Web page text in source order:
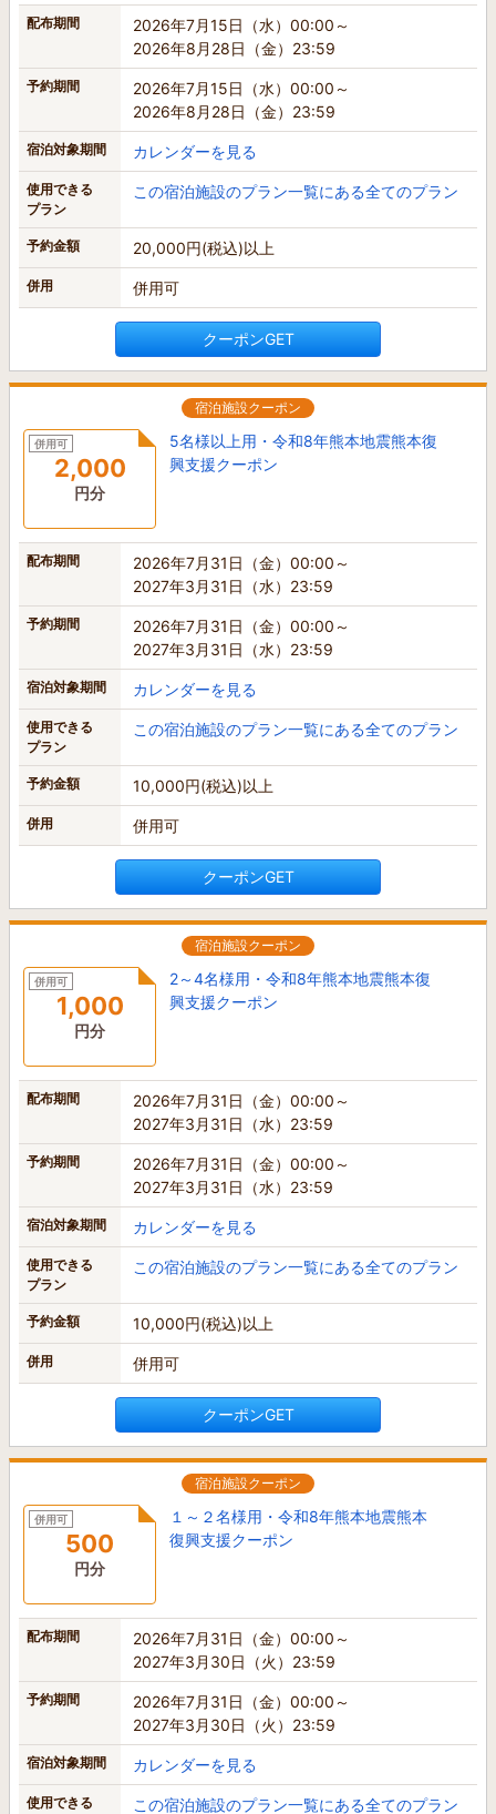
配布期間
2026年7月15日（水）00:00～
2026年8月28日（金）23:59
予約期間
2026年7月15日（水）00:00～
2026年8月28日（金）23:59
宿泊対象期間 カレンダーを見る
使用できる
プラン
この宿泊施設のプラン一覧にある全てのプラン
予約金額 20,000円(税込)以上
併用 併用可
クーポンGET
宿泊施設クーポン
併用可
2,000
円分
5名様以上用・令和8年熊本地震熊本復
興支援クーポン
配布期間
2026年7月31日（金）00:00～
2027年3月31日（水）23:59
予約期間
2026年7月31日（金）00:00～
2027年3月31日（水）23:59
宿泊対象期間 カレンダーを見る
使用できる
プラン
この宿泊施設のプラン一覧にある全てのプラン
予約金額 10,000円(税込)以上
併用 併用可
クーポンGET
宿泊施設クーポン
併用可
1,000
円分
2～4名様用・令和8年熊本地震熊本復
興支援クーポン
配布期間
2026年7月31日（金）00:00～
2027年3月31日（水）23:59
予約期間
2026年7月31日（金）00:00～
2027年3月31日（水）23:59
宿泊対象期間 カレンダーを見る
使用できる
プラン
この宿泊施設のプラン一覧にある全てのプラン
予約金額 10,000円(税込)以上
併用 併用可
クーポンGET
宿泊施設クーポン
併用可
500
円分
１～２名様用・令和8年熊本地震熊本
復興支援クーポン
配布期間
2026年7月31日（金）00:00～
2027年3月30日（火）23:59
予約期間
2026年7月31日（金）00:00～
2027年3月30日（火）23:59
宿泊対象期間 カレンダーを見る
使用できる
この宿泊施設のプラン一覧にある全てのプラン